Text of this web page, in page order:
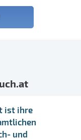
ist ihre
und